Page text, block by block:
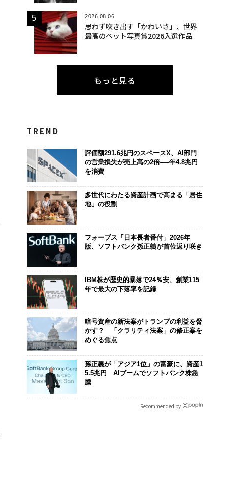
2026.08.06
思わず吹き出す「かわいさ」、世界
最高のペット写真賞2026入選作品
もっと見る
TREND
評価額291.6兆円のスペースX、AI部門
の営業損失が売上高の2倍──年4.8兆円
を消費
多世代にわたる資産計画で高まる「居住
地」の役割
フォーブス「日本長者番付」2026年
版、ソフトバンク孫正義が首位返り咲き
IBM株が歴史的暴落で24％安、創業115
年で最大の下落率を記録
暗号資産の新法案がトランプの利益を脅
かす？ 「クラリティ法案」の修正案を
めぐる焦点
孫正義が「アジア1位」の富豪に、資産1
5.5兆円 AIブームでソフトバンク株急
騰
Recommended by